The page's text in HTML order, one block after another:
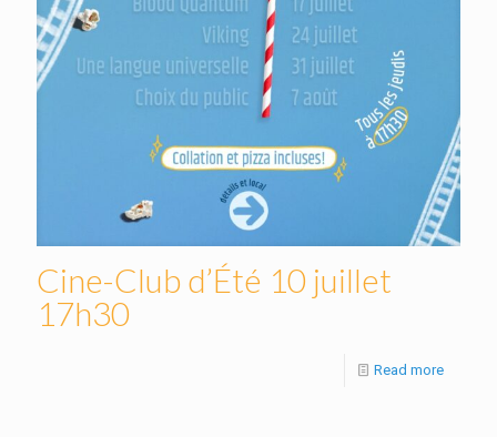
Cine-Club d’Été 10 juillet
17h30
Read more